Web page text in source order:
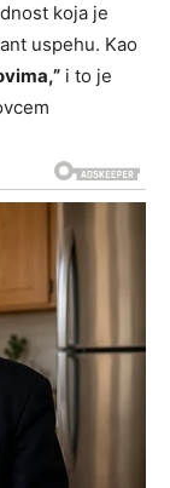
koja je
uspehu. Kao
i to je